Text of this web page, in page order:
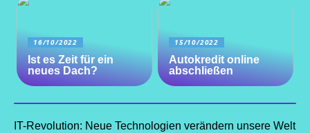
16/10/2022
Ist es Zeit für ein
neues Dach?
15/10/2022
Autokredit online
abschließen
IT-Revolution: Neue Technologien verändern unsere Welt